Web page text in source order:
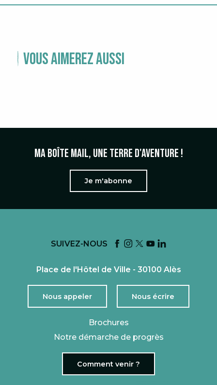
Vous aimerez aussi
Ma boîte mail, une terre d'aventure !
Je m'abonne
SUIVEZ-NOUS
Place de l'Hôtel de Ville - 30100 Alès
Nous appeler Nous écrire
Brochures
Notre démarche de progrès
Comment venir ?